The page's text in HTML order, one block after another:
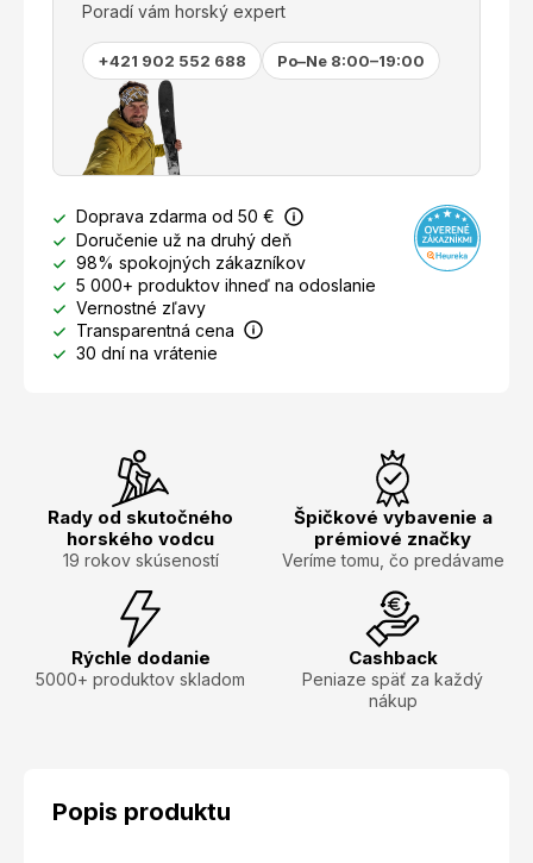
Poradí vám horský expert
+421 902 552 688 Po–Ne 8:00–19:00
Doprava zdarma od 50 €
Doručenie už na druhý deň
98% spokojných zákazníkov
5 000+ produktov ihneď na odoslanie
Vernostné zľavy
Transparentná cena
30 dní na vrátenie
Rady od skutočného
horského vodcu
19 rokov skúseností
Špičkové vybavenie a
prémiové značky
Veríme tomu, čo predávame
Rýchle dodanie
5000+ produktov skladom
Cashback
Peniaze späť za každý
nákup
Popis produktu